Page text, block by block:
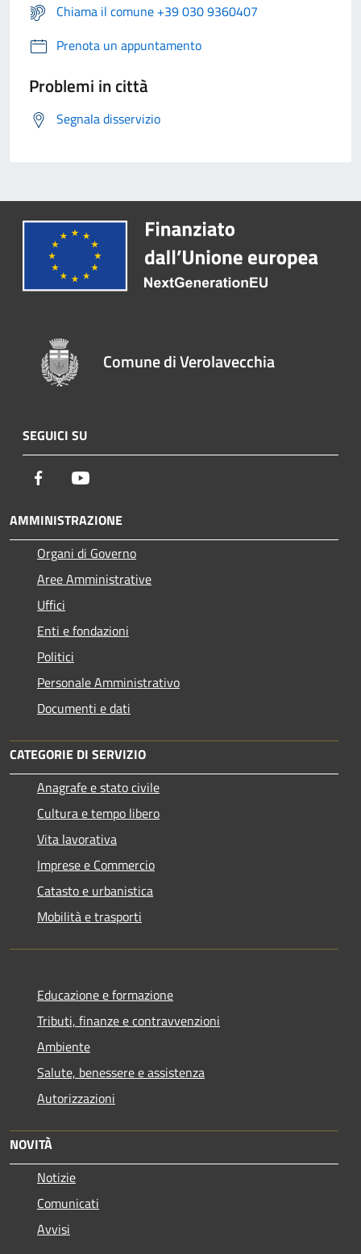
Chiama il comune +39 030 9360407
Prenota un appuntamento
Problemi in città
Segnala disservizio
Comune di Verolavecchia
SEGUICI SU
Facebook
AMMINISTRAZIONE
Organi di Governo
Aree Amministrative
Uffici
Enti e fondazioni
Politici
Personale Amministrativo
Documenti e dati
CATEGORIE DI SERVIZIO
Anagrafe e stato civile
Cultura e tempo libero
Vita lavorativa
Imprese e Commercio
Catasto e urbanistica
Mobilità e trasporti
Educazione e formazione
Tributi, finanze e contravvenzioni
Ambiente
Salute, benessere e assistenza
Autorizzazioni
NOVITÀ
Notizie
Comunicati
Avvisi